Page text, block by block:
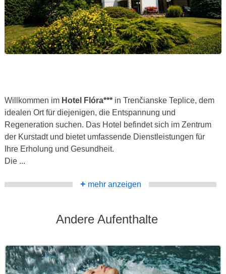
Willkommen im Hotel Flóra*** in Trenčianske Teplice, dem
idealen Ort für diejenigen, die Entspannung und
Regeneration suchen. Das Hotel befindet sich im Zentrum
der Kurstadt und bietet umfassende Dienstleistungen für
Ihre Erholung und Gesundheit.
Die ...
+ mehr anzeigen
Andere Aufenthalte